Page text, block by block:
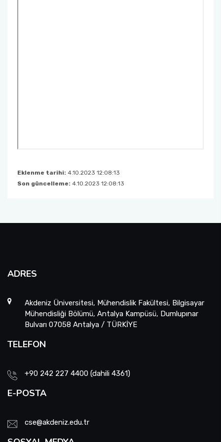
Eklenme tarihi: 4.10.2023 12:08:13
Son güncelleme: 4.10.2023 12:08:13
ADRES
Akdeniz Üniversitesi, Mühendislik Fakültesi, Bilgisayar
Mühendisliği Bölümü, Antalya Kampüsü, Dumlupınar
Bulvarı 07058 Antalya / TÜRKİYE
TELEFON
+90 242 227 4400 (dahili 4361)
E-POSTA
cse@akdeniz.edu.tr